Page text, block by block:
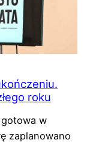
roku
gotowa w
zaplanowano